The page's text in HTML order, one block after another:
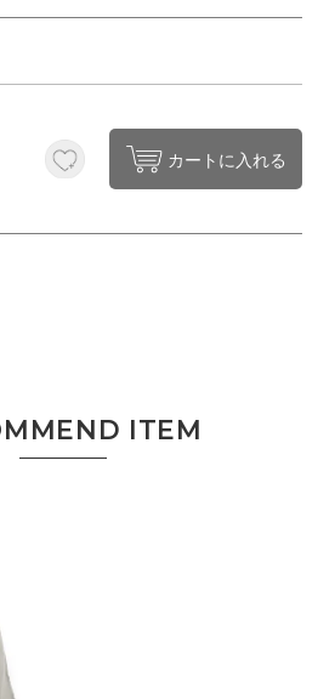
カートに入れる